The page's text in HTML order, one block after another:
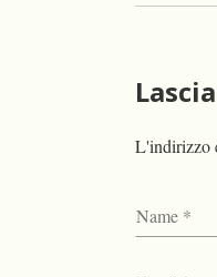
L'indirizzo